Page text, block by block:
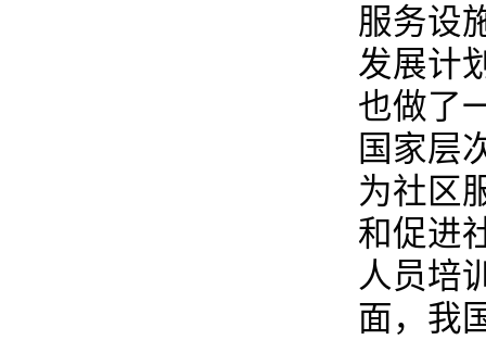
服务设
发展计
也做了
国家层
为社区
和促进
人员培
面，我